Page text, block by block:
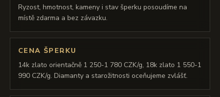
Ryzost, hmotnost, kameny i stav šperku posoudíme na
místě zdarma a bez závazku.
CENA ŠPERKU
14k zlato orientačně 1 250-1 780 CZK/g, 18k zlato 1 550-1
990 CZK/g. Diamanty a starožitnosti oceňujeme zvlášť.